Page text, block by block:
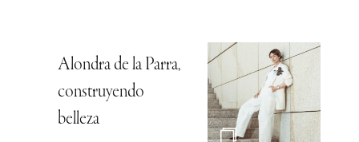
Alondra de la Parra,
construyendo
belleza